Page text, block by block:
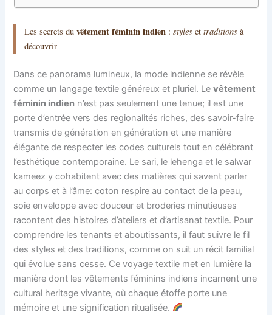
Les secrets duvêtement féminin indien :styles ettraditions à
découvrir
Dans ce panorama lumineux, la mode indienne se révèle
comme un langage textile généreux et pluriel. Levêtement
féminin indien n’est pas seulement une tenue; il est une
porte d’entrée vers des regionalités riches, des savoir-faire
transmis de génération en génération et une manière
élégante de respecter les codes culturels tout en célébrant
l’esthétique contemporaine. Le sari, le lehenga et le salwar
kameez y cohabitent avec des matières qui savent parler
au corps et à l’âme: coton respire au contact de la peau,
soie enveloppe avec douceur et broderies minutieuses
racontent des histoires d’ateliers et d’artisanat textile. Pour
comprendre les tenants et aboutissants, il faut suivre le fil
des styles et des traditions, comme on suit un récit familial
qui évolue sans cesse. Ce voyage textile met en lumière la
manière dont les vêtements féminins indiens incarnent une
cultural heritage vivante, où chaque étoffe porte une
mémoire et une signification ritualisée.